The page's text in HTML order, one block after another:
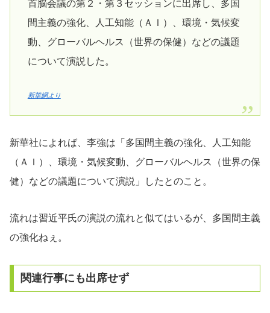
首脳会議の第２・第３セッションに出席し、多国
間主義の強化、人工知能（ＡＩ）、環境・気候変
動、グローバルヘルス（世界の保健）などの議題
について演説した。
新華網より
新華社によれば、李強は「多国間主義の強化、人工知能
（ＡＩ）、環境・気候変動、グローバルヘルス（世界の保
健）などの議題について演説」したとのこと。
流れは習近平氏の演説の流れと似てはいるが、多国間主義
の強化ねぇ。
関連行事にも出席せず